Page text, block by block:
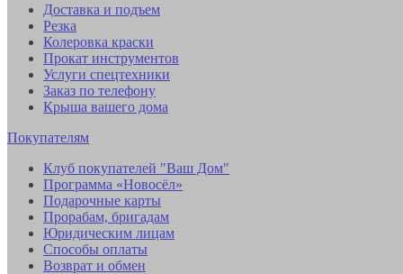
Доставка и подъем
Резка
Колеровка краски
Прокат инструментов
Услуги спецтехники
Заказ по телефону
Крыша вашего дома
Покупателям
Клуб покупателей "Ваш Дом"
Программа «Новосёл»
Подарочные карты
Прорабам, бригадам
Юридическим лицам
Способы оплаты
Возврат и обмен